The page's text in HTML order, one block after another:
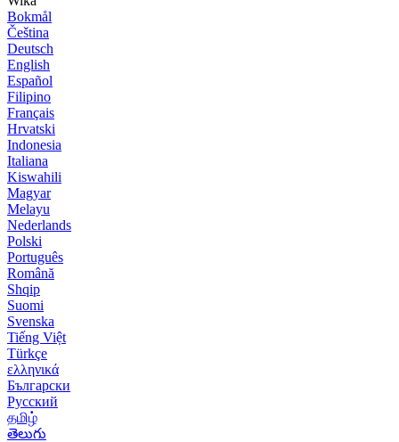
Bokmål
Čeština
Deutsch
English
Español
Filipino
Français
Hrvatski
Indonesia
Italiana
Kiswahili
Magyar
Melayu
Nederlands
Polski
Português
Română
Shqip
Suomi
Svenska
Tiếng Việt
Türkçe
ελληνικά
Български
Русский
தமிழ்
తెలుగు